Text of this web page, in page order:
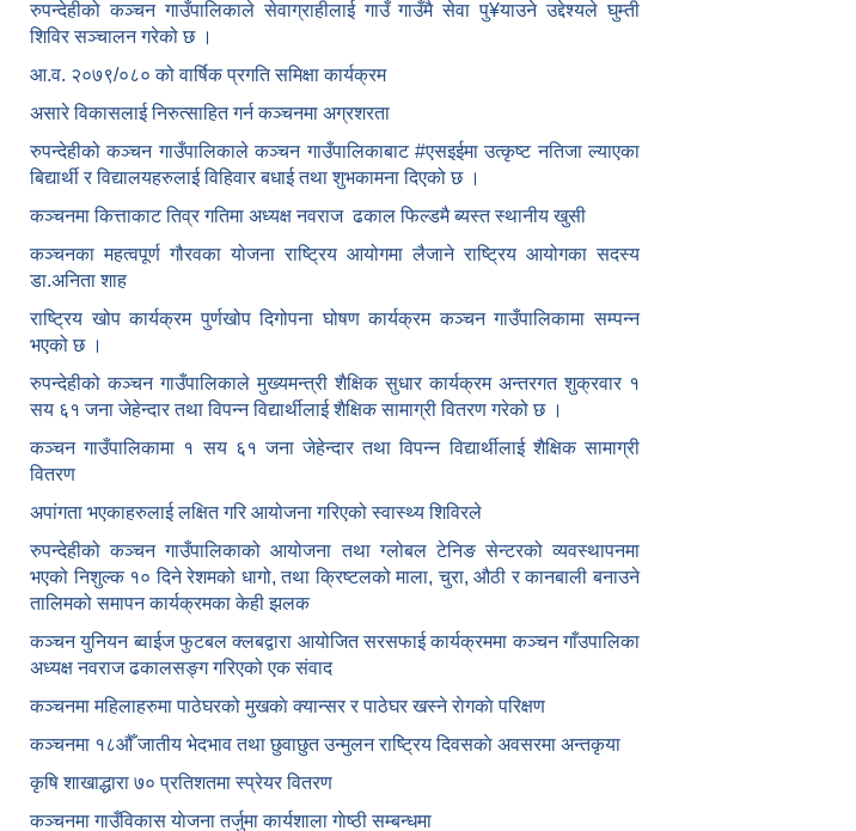
रुपन्देहीको कञ्चन गाउँपालिकाले सेवाग्राहीलाई गाउँ गाउँमै सेवा पु¥याउने उद्देश्यले घुम्ती
शिविर सञ्चालन गरेको छ ।
आ.व. २०७९/०८० को वार्षिक प्रगति समिक्षा कार्यक्रम
असारे विकासलाई निरुत्साहित गर्न कञ्चनमा अग्रशरता
रुपन्देहीको कञ्चन गाउँपालिकाले कञ्चन गाउँपालिकाबाट #एसइईमा उत्कृष्ट नतिजा ल्याएका
बिद्यार्थी र विद्यालयहरुलाई विहिवार बधाई तथा शुभकामना दिएको छ ।
कञ्चनमा कित्ताकाट तिव्र गतिमा अध्यक्ष नवराज ढकाल फिल्डमै ब्यस्त स्थानीय खुसी
कञ्चनका महत्वपूर्ण गौरवका योजना राष्ट्रिय आयोगमा लैजाने राष्ट्रिय आयोगका सदस्य
डा.अनिता शाह
राष्ट्रिय खोप कार्यक्रम पुर्णखोप दिगोपना घोषण कार्यक्रम कञ्‍चन गाउँपालिकामा सम्पन्न
भएको छ ।
रुपन्देहीको कञ्चन गाउँपालिकाले मुख्यमन्त्री शैक्षिक सुधार कार्यक्रम अन्तरगत शुक्रवार १
सय ६१ जना जेहेन्दार तथा विपन्न विद्यार्थीलाई शैक्षिक सामाग्री वितरण गरेको छ ।
कञ्चन गाउँपालिकामा १ सय ६१ जना जेहेन्दार तथा विपन्न विद्यार्थीलाई शैक्षिक सामाग्री
वितरण
अपांगता भएकाहरुलाई लक्षित गरि आयोजना गरिएको स्वास्थ्य शिविरले
रुपन्देहीको कञ्चन गाउँपालिकाको आयोजना तथा ग्लोबल टेनिङ सेन्टरको व्यवस्थापनमा
भएको निशुल्क १० दिने रेशमको धागो, तथा क्रिष्टलको माला, चुरा, औठी र कानबाली बनाउने
तालिमको समापन कार्यक्रमका केही झलक
कञ्चन युनियन ब्वाईज फुटबल क्लबद्वारा आयोजित सरसफाई कार्यक्रममा कञ्चन गाँउपालिका
अध्यक्ष नवराज ढकालसङ्ग गरिएको एक संवाद
कञ्‍चनमा महिलाहरुमा पाठेघरको मुखकाे क्यान्सर र पाठेघर खस्‍ने राेगकाे परिक्षण
कञ्‍चनमा १८औँ जातीय भेदभाव तथा छुवाछुत उन्मुलन राष्ट्रिय दिवसकाे अवसरमा अन्तकृया
कृषि शाखाद्धारा ७० प्रतिशतमा स्प्रेयर वितरण
कञ्‍चनमा गाउँविकास याेजना तर्जुमा कार्यशाला गाेष्ठी सम्बन्धमा